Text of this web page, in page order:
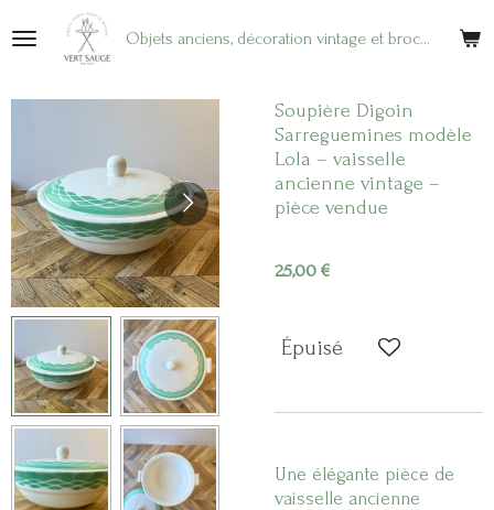
Passer
au
principal
Objets anciens, décoration vintage et brocante en ligne
Soupière Digoin
Sarreguemines modèle
Lola – vaisselle
ancienne vintage –
pièce vendue
25,00 €
Épuisé
Une élégante pièce de
vaisselle ancienne